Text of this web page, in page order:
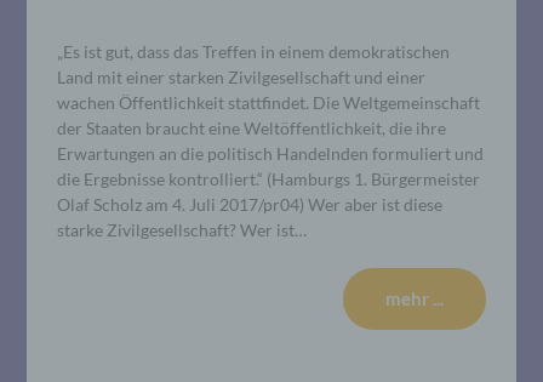
„Es ist gut, dass das Treffen in einem demokratischen
Land mit einer starken Zivilgesellschaft und einer
wachen Öffentlichkeit stattfindet. Die Weltgemeinschaft
der Staaten braucht eine Weltöffentlichkeit, die ihre
Erwartungen an die politisch Handelnden formuliert und
die Ergebnisse kontrolliert.“ (Hamburgs 1. Bürgermeister
Olaf Scholz am 4. Juli 2017/pr04) Wer aber ist diese
starke Zivilgesellschaft? Wer ist…
mehr ...